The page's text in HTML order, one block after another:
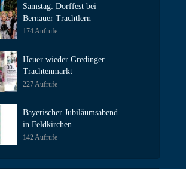
Samstag: Dorffest bei
Bernauer Trachtlern
174 Aufrufe
Heuer wieder Gredinger
Trachtenmarkt
227 Aufrufe
Bayerischer Jubiläumsabend
in Feldkirchen
142 Aufrufe